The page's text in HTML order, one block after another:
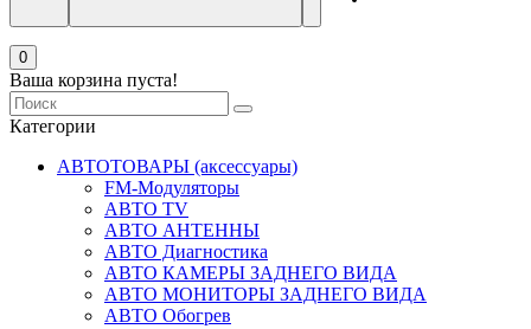
0
Ваша корзина пуста!
Категории
АВТОТОВАРЫ (аксессуары)
FM-Модуляторы
АВТО TV
АВТО АНТЕННЫ
АВТО Диагностика
АВТО КАМЕРЫ ЗАДНЕГО ВИДА
АВТО МОНИТОРЫ ЗАДНЕГО ВИДА
АВТО Обогрев